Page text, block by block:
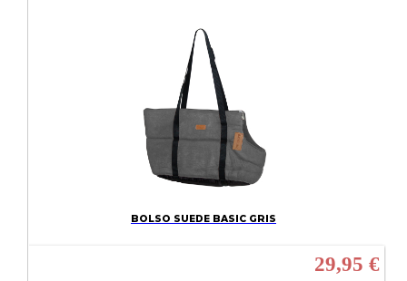
BOLSO SUEDE BASIC GRIS
29,95 €